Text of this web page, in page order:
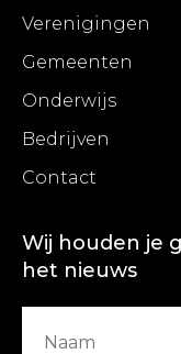
Verenigingen
Gemeenten
Onderwijs
Bedrijven
Contact
Wij houden je
het nieuws